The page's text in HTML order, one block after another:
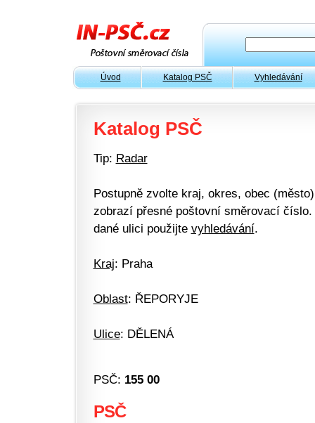
Úvod Katalog PSČ Vyhledávání
Katalog PSČ
Tip: Radar
Postupně zvolte kraj, okres, obec
zobrazí přesné poštovní směrovací
dané ulici použijte vyhledávání.
Kraj: Praha
Oblast: ŘEPORYJE
Ulice: DĚLENÁ
PSČ: 155 00
PSČ